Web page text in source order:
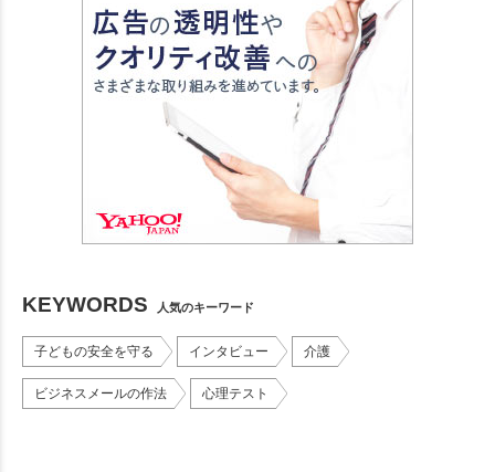
KEYWORDS 人気のキーワード
子どもの安全を守る インタビュー 介護
ビジネスメールの作法 心理テスト